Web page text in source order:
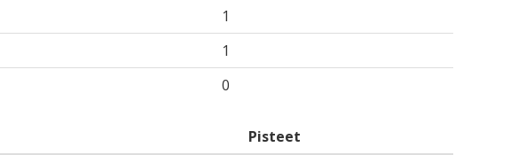
1
1
0
Pisteet